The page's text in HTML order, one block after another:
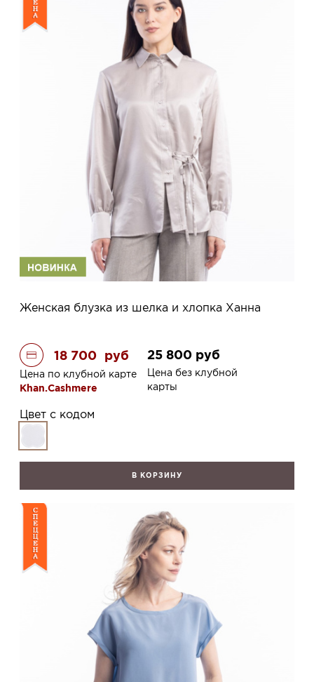
Женская блузка из шелка и хлопка Ханна
18 700 руб
Цена по клубной карте
Khan.Cashmere
25 800 руб
Цена без клубной
карты
Цвет с кодом
В КОРЗИНУ